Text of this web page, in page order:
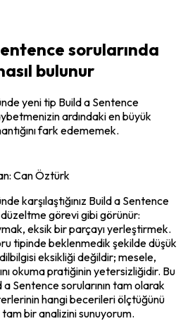
sorularında
bulunur
yeni tip Build a Sentence
ardındaki en büyük
fark edememek.
: Can Öztürk
karşılaştığınız Build a Sentence
görevi gibi görünür:
eksik bir parçayı yerleştirmek.
tipinde beklenmedik şekilde düşük
eksikliği değildir; mesele,
okuma pratiğinin yetersizliğidir. Bu
Sentence sorularının tam olarak
hangi becerileri ölçtüğünü
tam bir analizini sunuyorum.